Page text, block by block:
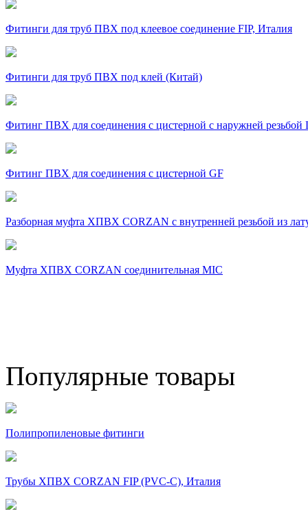
Фитинги для труб ПВХ под клеевое соединение FIP, Италия
Фитинги для труб ПВХ под клей (Китай)
Фитинг ПВХ для соединения с цистерной с наружней резьбой
Фитинг ПВХ для соединения с цистерной GF
Разборная муфта ХПВХ CORZAN с внутренней резьбой из
Муфта ХПВХ CORZAN соединительная MIC
Популярные товары
Полипропиленовые фитинги
Трубы ХПВХ CORZAN FIP (PVC-C), Италия